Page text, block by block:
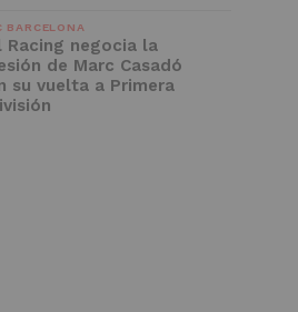
BARCELONA
Racing negocia la
de Marc Casadó
su vuelta a Primera